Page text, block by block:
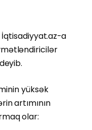
a
yüksək
artımının
olar: